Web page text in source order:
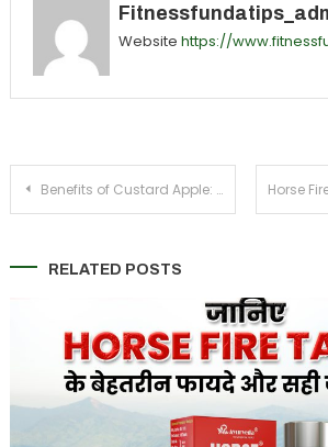
Website https://
Post
Benefits of Custard Apple: शरीफा खाने के अद्भुत फायदे जो करेंगे सेहत को मजबूत
RELATED POSTS